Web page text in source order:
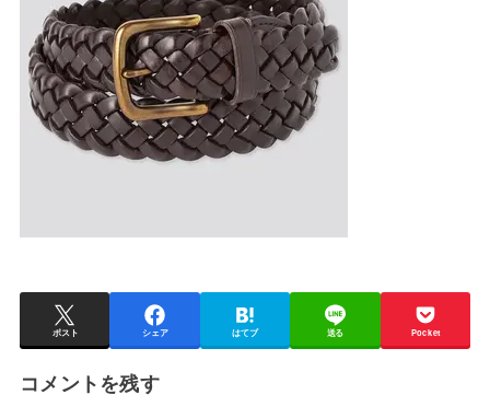
ポスト シェア はてブ 送る Pocket
コメントを残す